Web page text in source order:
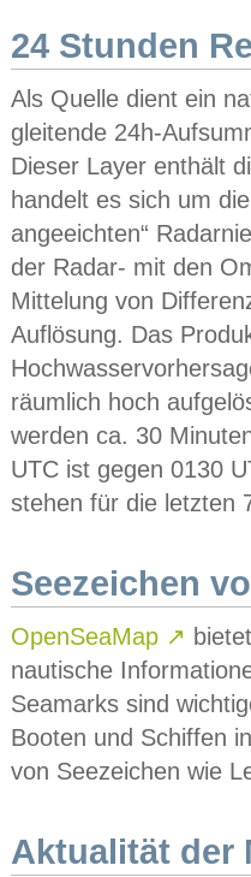
24 Stunden
Als Quelle dient ein
gleitende 24h-
Dieser Layer enthält
handelt es sich um
angeeichten“
der Radar- mit den
Mittelung von
Auflösung. Das
räumlich hoch
werden ca. 30
UTC ist gegen 0130
stehen für die letzten
Seezeichen
OpenSeaMap ↗
nautische
Seamarks sind
Booten und Schiffen
von Seezeichen wie
Aktualität der